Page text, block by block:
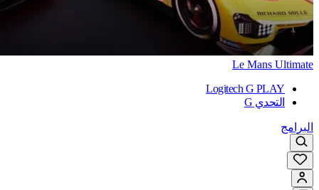
Le Mans Ultimate
Logitech G PLAY
التحدي G
البرامج